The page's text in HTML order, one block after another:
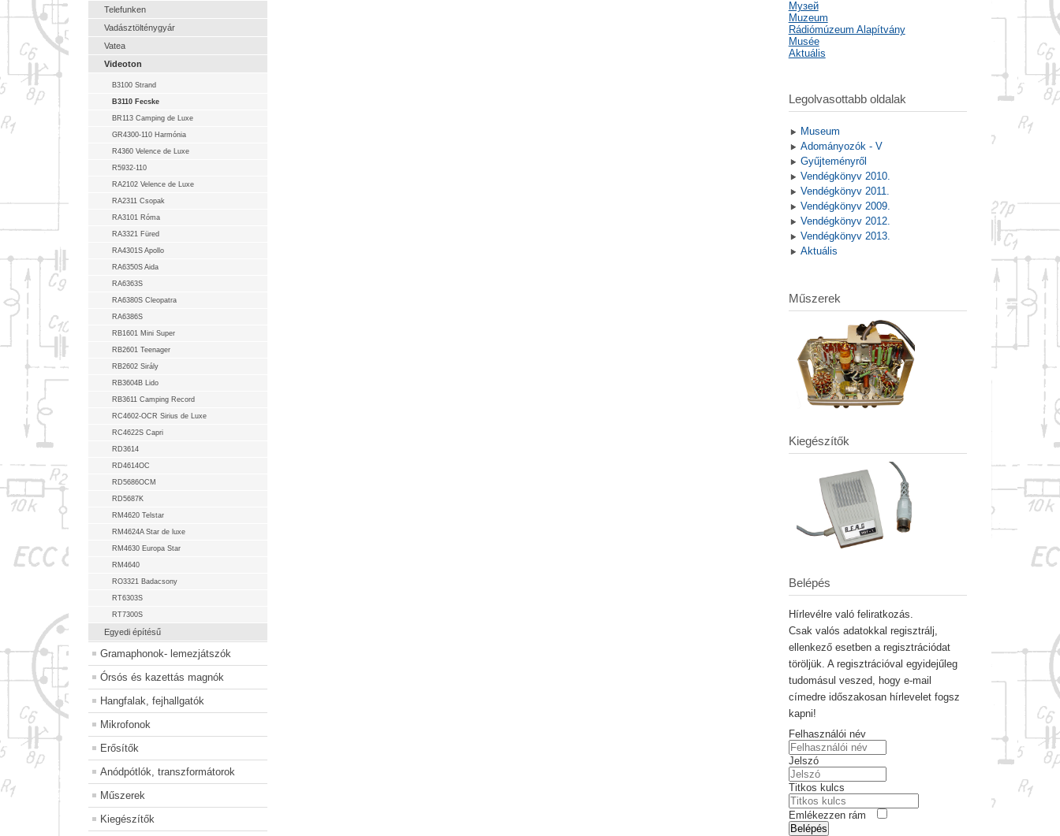
Telefunken
Vadásztölténygyár
Vatea
Videoton
B3100 Strand
B3110 Fecske
BR113 Camping de Luxe
GR4300-110 Harmónia
R4360 Velence de Luxe
R5932-110
RA2102 Velence de Luxe
RA2311 Csopak
RA3101 Róma
RA3321 Füred
RA4301S Apollo
RA6350S Aida
RA6363S
RA6380S Cleopatra
RA6386S
RB1601 Mini Super
RB2601 Teenager
RB2602 Sirály
RB3604B Lido
RB3611 Camping Record
RC4602-OCR Sirius de Luxe
RC4622S Capri
RD3614
RD4614OC
RD5686OCM
RD5687K
RM4620 Telstar
RM4624A Star de luxe
RM4630 Europa Star
RM4640
RO3321 Badacsony
RT6303S
RT7300S
Egyedi építésű
Gramaphonok- lemezjátszók
Órsós és kazettás magnók
Hangfalak, fejhallgatók
Mikrofonok
Erősítők
Anódpótlók, transzformátorok
Műszerek
Kiegészítők
Mузей
Muzeum
Rádiómúzeum Alapítvány
Musée
Aktuális
Legolvasottabb oldalak
Museum
Adományozók - V
Gyűjteményről
Vendégkönyv 2010.
Vendégkönyv 2011.
Vendégkönyv 2009.
Vendégkönyv 2012.
Vendégkönyv 2013.
Aktuális
Műszerek
Kiegészítők
Belépés
Hírlevélre való feliratkozás.
Csak valós adatokkal regisztrálj,
ellenkező esetben a regisztrációdat
töröljük. A regisztrációval egyidejűleg
tudomásul veszed, hogy e-mail
címedre időszakosan hírlevelet fogsz
kapni!
Felhasználói név
Jelszó
Titkos kulcs
Emlékezzen rám
Belépés